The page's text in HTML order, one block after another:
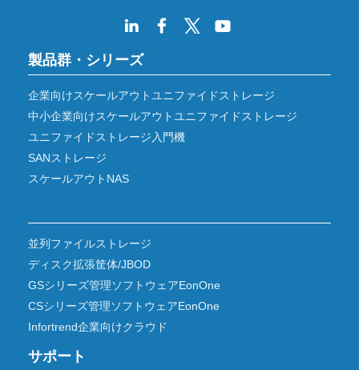
製品群・シリーズ
企業向けスケールアウトユニファイドストレージ
中小企業向けスケールアウトユニファイドストレージ
ユニファイドストレージ入門機
SANストレージ
スケールアウトNAS
並列ファイルストレージ
ディスク拡張筐体/JBOD
GSシリーズ管理ソフトウェアEonOne
CSシリーズ管理ソフトウェアEonOne
Infortrend企業向けクラウド
サポート